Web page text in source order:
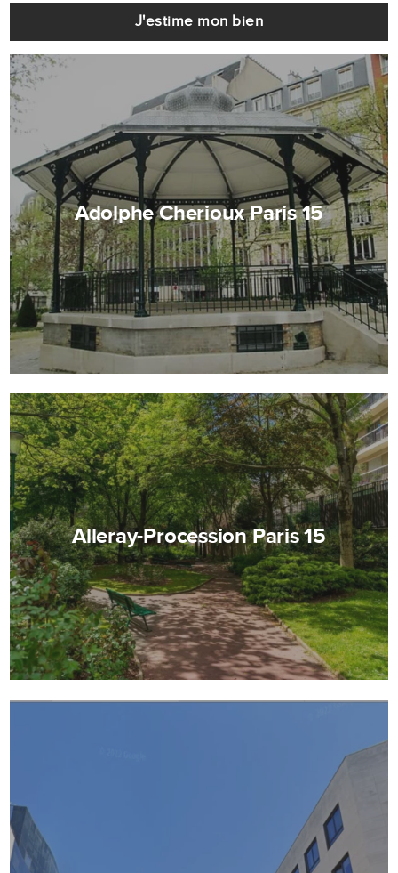
J'estime mon bien
Adolphe Cherioux Paris 15
Alleray-Procession Paris 15